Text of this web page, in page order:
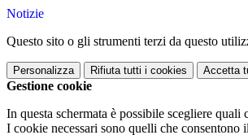
Notizie
Questo sito o gli strumenti terzi da questo
Personalizza Rifiuta tutti i cookies Accetta
Gestione cookie
In questa schermata è possibile scegliere quali
I cookie necessari sono quelli che